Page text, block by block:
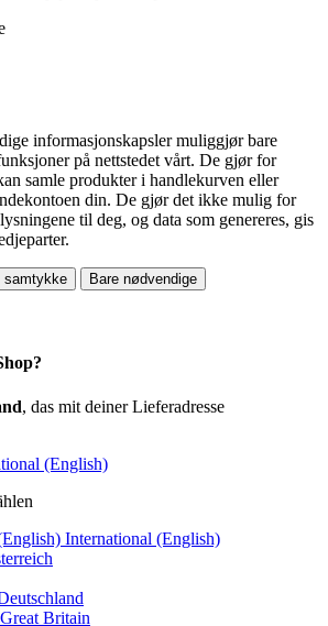
informasjonskapsler muliggjør bare
på nettstedet vårt. De gjør for
samle produkter i handlekurven eller
din. De gjør det ikke mulig for
til deg, og data som genereres, gis
samtykke Bare nødvendige
, das mit deiner Lieferadresse
(English)
International (English)
Great Britain